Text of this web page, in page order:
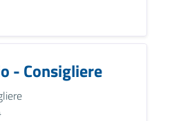
- Consigliere